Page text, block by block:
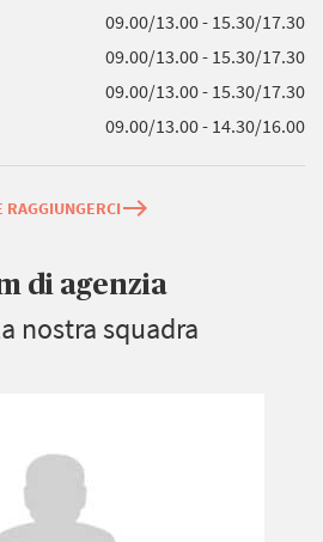
09.00/13.00 - 15.30/17.30
09.00/13.00 - 15.30/17.30
09.00/13.00 - 15.30/17.30
09.00/13.00 - 14.30/16.00
RAGGIUNGERCIeast
di agenzia
nostra squadra